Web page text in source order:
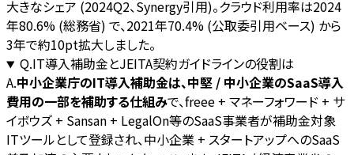
大きなシェア (2024Q2、Synergy引用)。クラウド利用率は2024
年80.6% (総務省) で、2021年70.4% (公取委引用ベース) から
3年で約10pt拡大しました。
Q.IT導入補助金とJEITA契約ガイドラインの役割は
A.中小企業庁のIT導入補助金は、中堅 / 中小企業のSaaS導入
費用の一部を補助する仕組みで、freee + マネーフォワード + サ
イボウズ + Sansan + LegalOn等のSaaS事業者が補助金対象
ITツールとして登録され、中小企業 + スタートアップへのSaaS